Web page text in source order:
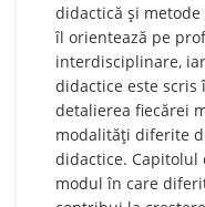
didactică și
îl orientează pe
interdisciplinare,
didactice este scris
detalierea fiecărei
modalități diferite
didactice. Capitolul
modul în care